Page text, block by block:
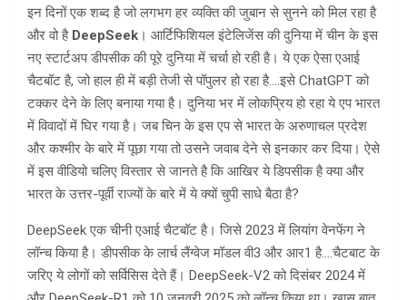
इन दिनों एक शब्द है जो लगभग हर व्यक्ति की जुबान से सुनने को मिल रहा है
और वो है DeepSeek । आर्टिफिशियल इंटेलिजेंस की दुनिया में चीन के इस
नए स्टार्टअप डीपसीक की पूरे दुनिया में चर्चा हो रही है। ये एक ऐसा एआई
चैटबॉट है, जो हाल ही में बड़ी तेजी से पॉपुलर हो रहा है….इसे ChatGPT को
टक्कर देने के लिए बनाया गया है। दुनिया भर में लोकप्रिय हो रहा ये एप भारत
में विवादों में घिर गया है। जब चिन के इस एप से भारत के अरुणाचल प्रदेश
और कश्मीर के बारे में पूछा गया तो उसने जवाब देने से इनकार कर दिया। ऐसे
में इस वीडियो चलिए विस्तार से जानते है कि आखिर ये डिपसीक है क्या और
भारत के उत्तर-पूर्वी राज्यों के बारे में ये क्यों चुपी साधे बैठा है?
DeepSeek एक चीनी एआई चैटबॉट है। जिसे 2023 में लियांग वेनफेंग ने
लॉन्च किया है। डीपसीक के लार्च लैंग्वेज मॉडल वी3 और आर1 है….चैटबाट के
जरिए ये लोगों को सर्विसिस देते हैं। DeepSeek-V2 को दिसंबर 2024 में